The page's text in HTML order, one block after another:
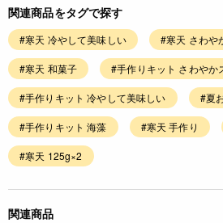
関連商品をタグで探す
#寒天 冷やして美味しい #寒天 さわや
#寒天 和菓子 #手作りキット さわやか
#手作りキット 冷やして美味しい #夏
#手作りキット 海藻 #寒天 手作り
#寒天 125g×2
関連商品